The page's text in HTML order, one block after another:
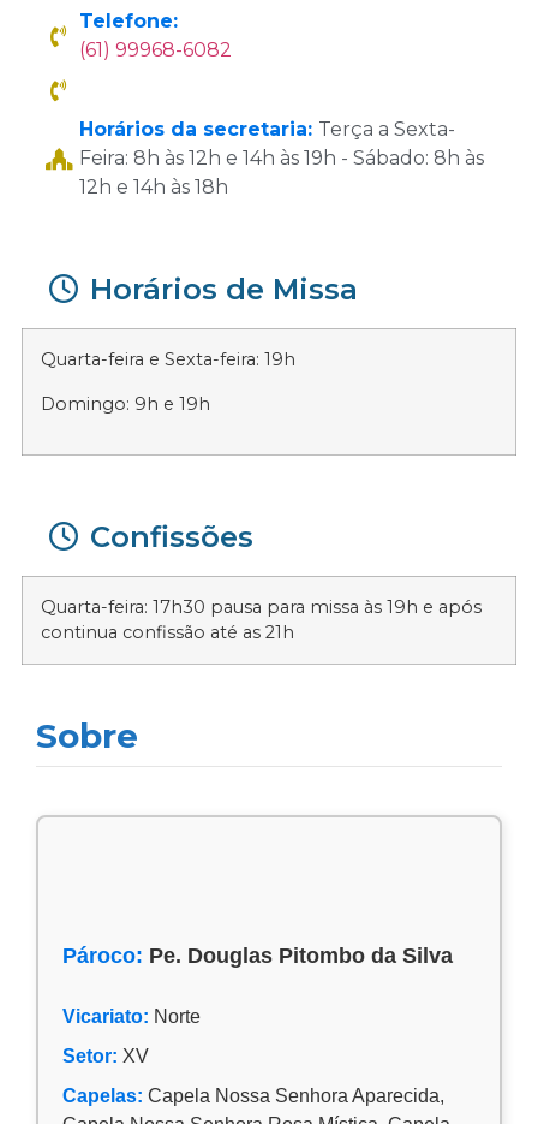
Telefone:
(61) 99968-6082
Horários da secretaria: Terça a Sexta-
Feira: 8h às 12h e 14h às 19h - Sábado: 8h às
12h e 14h às 18h
Horários de Missa
Quarta-feira e Sexta-feira: 19h
Domingo: 9h e 19h
Confissões
Quarta-feira: 17h30 pausa para missa às 19h e após
continua confissão até as 21h
Sobre
Pároco: Pe. Douglas Pitombo da Silva
Vicariato: Norte
Setor: XV
Capelas: Capela Nossa Senhora Aparecida,